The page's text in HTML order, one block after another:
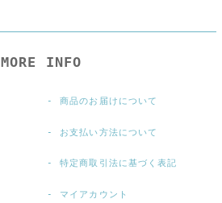
MORE INFO
商品のお届けについて
お支払い方法について
特定商取引法に基づく表記
マイアカウント